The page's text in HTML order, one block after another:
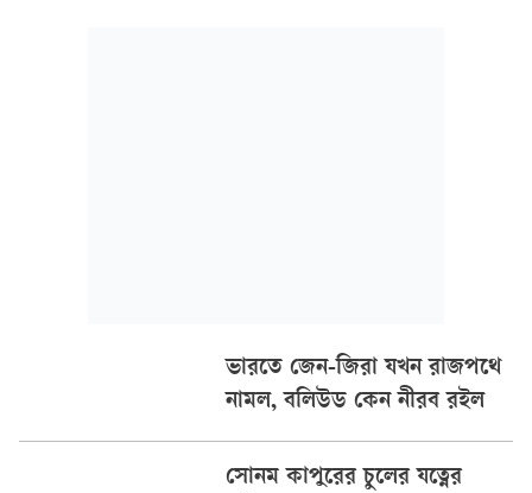
ভারতে জেন-জিরা যখন রাজপথে
নামল, বলিউড কেন নীরব রইল
সোনম কাপুরের চুলের যত্নের